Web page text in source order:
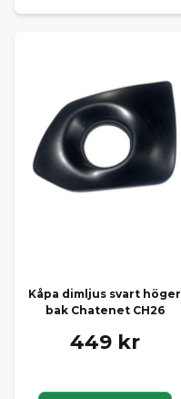
Kåpa dimljus svart höger
bak Chatenet CH26
449 kr